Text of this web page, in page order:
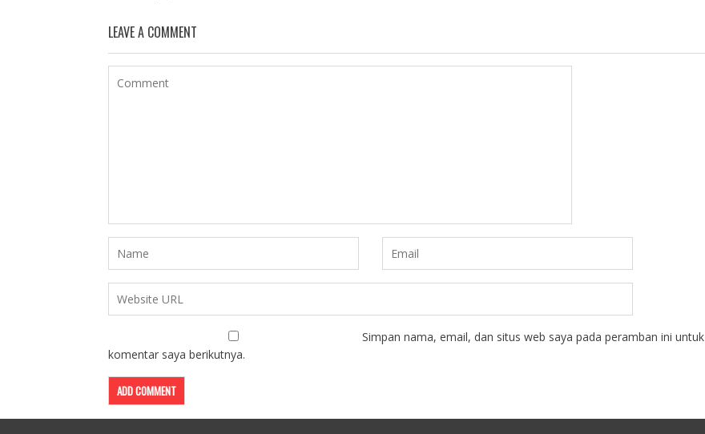
LEAVE A COMMENT
Simpan nama, email, dan situs web saya pada peramban ini untuk
komentar saya berikutnya.